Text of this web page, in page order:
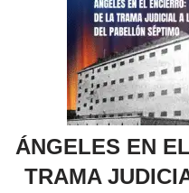
ÁNGELES EN
TRAMA